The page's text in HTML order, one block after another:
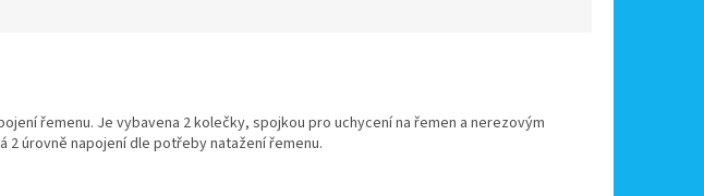
řemenu. Je vybavena 2 kolečky, spojkou pro uchycení na řemen a nerezovým
2 úrovně napojení dle potřeby natažení řemenu.